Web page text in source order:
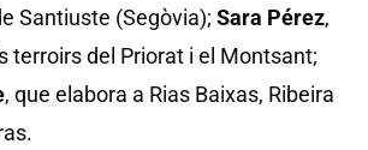
Santiuste (Segòvia); Sara Pérez,
terroirs del Priorat i el Montsant;
, que elabora a Rias Baixas, Ribeira